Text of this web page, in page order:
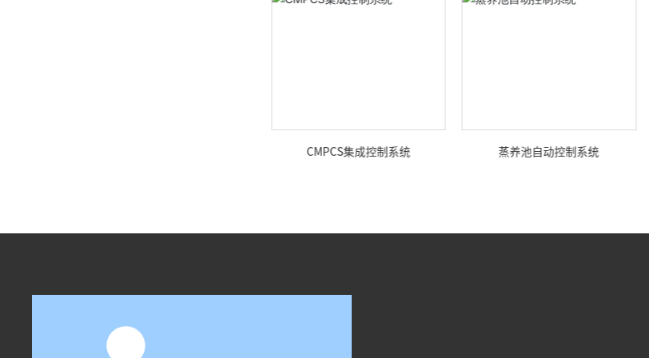
CMPCS集成控制系统 蒸养池自动控制系统